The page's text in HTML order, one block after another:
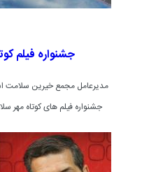
جشنواره فیلم
مدیرعامل مجمع خیرین سلامت
جشنواره فیلم های کوتاه
بهداشتی و درمانی در